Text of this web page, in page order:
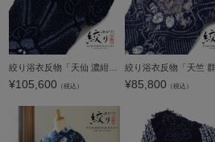
¥105,600 （税込） ¥85,800 （税込）